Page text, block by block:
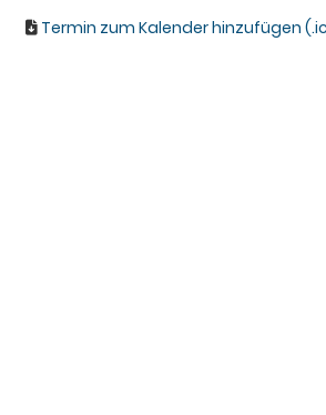
Termin zum Kalender hinzufügen